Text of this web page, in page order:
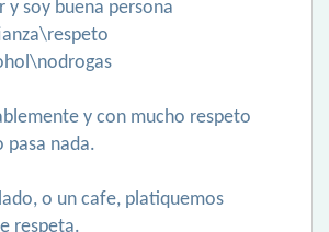
soy buena persona
y con mucho respeto
pasa nada.
o un cafe, platiquemos
respeta.